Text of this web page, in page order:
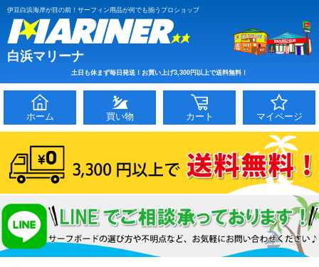
伊豆白浜海岸が目の前！サーフィン用品が何でも揃うプロショップ
白浜マリーナ
土日も休まず毎日発送！お買い上げ3,300円以上で送料無料！
ホーム 買い物 カート マイページ